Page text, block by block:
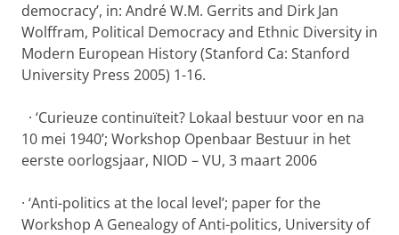
democracy’, in: André W.M. Gerrits and Dirk Jan
Wolffram, Political Democracy and Ethnic Diversity in
Modern European History (Stanford Ca: Stanford
University Press 2005) 1-16.
· ‘Curieuze continuïteit? Lokaal bestuur voor en na
10 mei 1940’; Workshop Openbaar Bestuur in het
eerste oorlogsjaar, NIOD – VU, 3 maart 2006
· ‘Anti-politics at the local level’; paper for the
Workshop A Genealogy of Anti-politics, University of